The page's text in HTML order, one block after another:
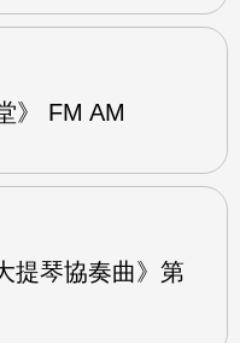
》 FM AM
提琴協奏曲》第